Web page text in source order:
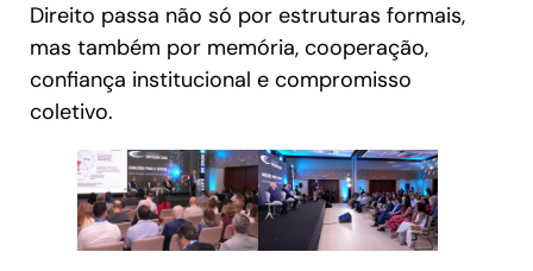
Direito passa não só por estruturas formais,
mas também por memória, cooperação,
confiança institucional e compromisso
coletivo.